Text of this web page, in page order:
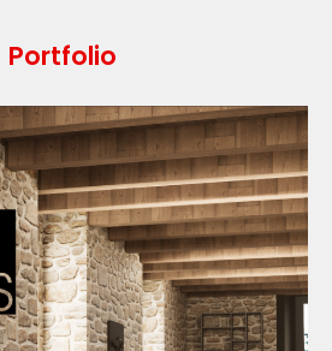
Portfolio